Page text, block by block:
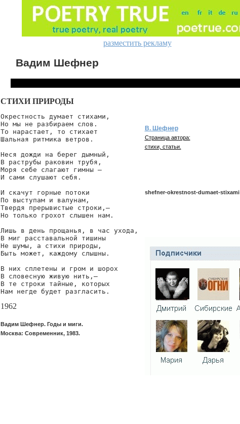
разместить рекламу
Вадим Шефнер
СТИХИ ПРИРОДЫ
Окрестность думает стихами,
Но мы не разбираем слов.
То нарастает, то стихает
Шальная ритмика ветров.
Неся дожди на берег дымный,
В раструбы раковин трубя,
Моря себе слагают гимны —
И сами слушают себя.
И скачут горные потоки
По выступам и валунам,
Твердя прерывистые строки,—
Но только грохот слышен нам.
Лишь в день прощанья, в час ухода,
В миг расставальной тишины
Не шумы, а стихи природы,
Быть может, каждому слышны.
В них сплетены и гром и шорох
В словесную живую нить,—
В те строки тайные, которых
Нам негде будет разгласить.
1962
Вадим Шефнер. Годы и миги.
Москва: Современник, 1983.
В. Шефнер
Страница автора:
стихи, статьи.
shefner-okrestnost-dumaet-stixami